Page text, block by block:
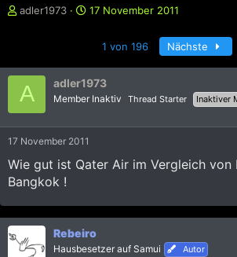
E
e
adler1973
E
e
l
l
17 November 2011
1 von 196 Nächste
A adler1973
Member Inaktiv Thread Starter Inaktiver
17 November 2011
Wie gut ist Qater Air im Vergleich von
Bangkok !
Rebeiro
Hausbesetzer auf Samui Autor